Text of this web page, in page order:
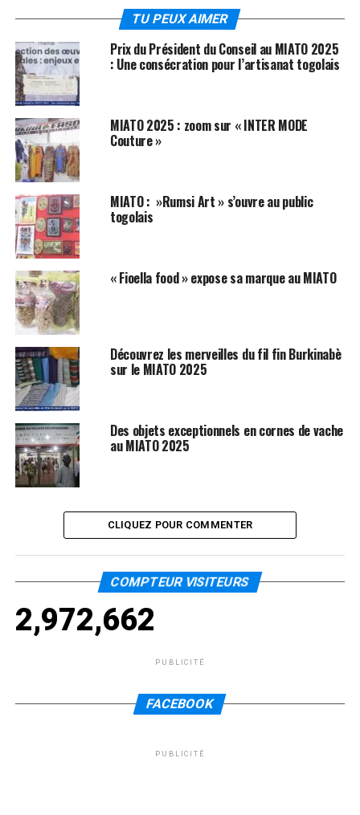
TU PEUX AIMER
Prix du Président du Conseil au MIATO 2025
: Une consécration pour l’artisanat togolais
MIATO 2025 : zoom sur « INTER MODE
Couture »
MIATO : »Rumsi Art » s’ouvre au public
togolais
« Fioella food » expose sa marque au MIATO
Découvrez les merveilles du fil fin Burkinabè
sur le MIATO 2025
Des objets exceptionnels en cornes de vache
au MIATO 2025
CLIQUEZ POUR COMMENTER
COMPTEUR VISITEURS
2,972,662
PUBLICITÉ
FACEBOOK
PUBLICITÉ